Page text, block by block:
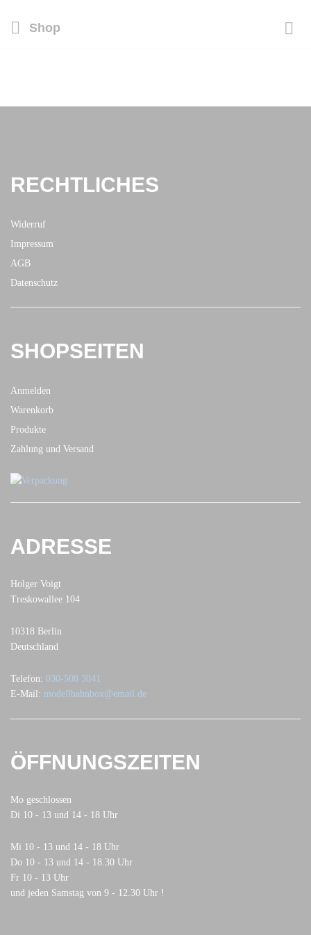
Shop
RECHTLICHES
Widerruf
Impressum
AGB
Datenschutz
SHOPSEITEN
Anmelden
Warenkorb
Produkte
Zahlung und Versand
ADRESSE
Holger Voigt
Treskowallee 104
10318 Berlin
Deutschland
Telefon: 030-508 3041
E-Mail: modellbahnbox@email.de
ÖFFNUNGSZEITEN
Mo geschlossen
Di 10 - 13 und 14 - 18 Uhr
Mi 10 - 13 und 14 - 18 Uhr
Do 10 - 13 und 14 - 18.30 Uhr
Fr 10 - 13 Uhr
und jeden Samstag von 9 - 12.30 Uhr !